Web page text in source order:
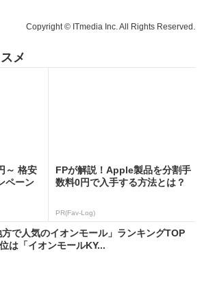
Copyright © ITmedia Inc. All Rights Reserved.
メ
～ 格安
ペーン
FPが解説！Apple製品を分割手
数料0円で入手する方法とは？
PR(Fav-Log)
方で人気のイオンモール」ランキングTOP
は「イオンモールKY...